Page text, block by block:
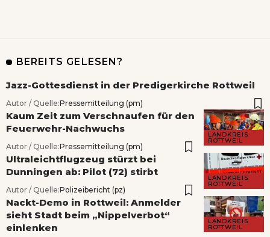
BEREITS GELESEN?
Jazz-Gottesdienst in der Predigerkirche Rottweil
Autor / Quelle:Pressemitteilung (pm)
LANDKREIS
ROTTWEIL
Kaum Zeit zum Verschnaufen für den
Feuerwehr-Nachwuchs
Autor / Quelle:Pressemitteilung (pm)
LANDKREIS
ROTTWEIL
Ultraleichtflugzeug stürzt bei
Dunningen ab: Pilot (72) stirbt
Autor / Quelle:Polizeibericht (pz)
LANDKREIS
ROTTWEIL
Nackt-Demo in Rottweil: Anmelder
sieht Stadt beim „Nippelverbot“
einlenken